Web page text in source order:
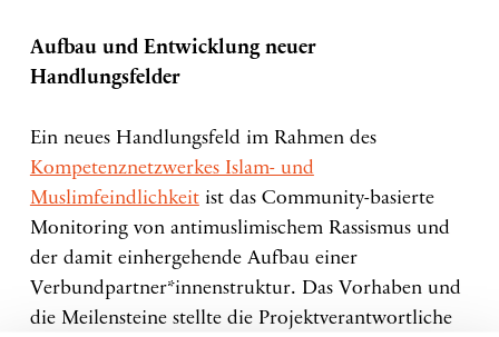
Aufbau und Entwicklung neuer
Handlungsfelder
Ein neues Handlungsfeld im Rahmen des
Kompetenznetzwerkes Islam- und
Muslimfeindlichkeitist das Community-basierte
Monitoring von antimuslimischem Rassismus und
der damit einhergehende Aufbau einer
Verbundpartner*innenstruktur. Das Vorhaben und
die Meilensteine stellte die Projektverantwortliche